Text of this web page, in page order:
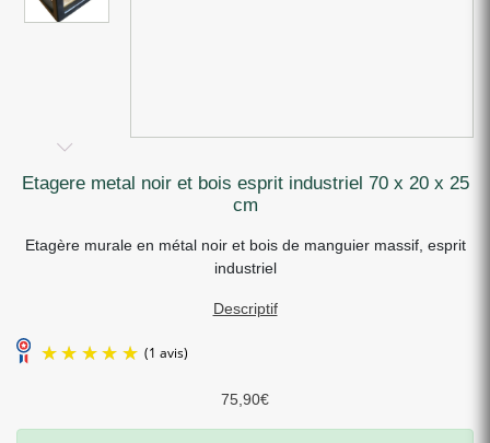
etagere metal noir et bois esprit industriel 70 x 20 x 25
cm
Etagère murale en métal noir et bois de manguier massif, esprit
industriel
Descriptif
75,90€